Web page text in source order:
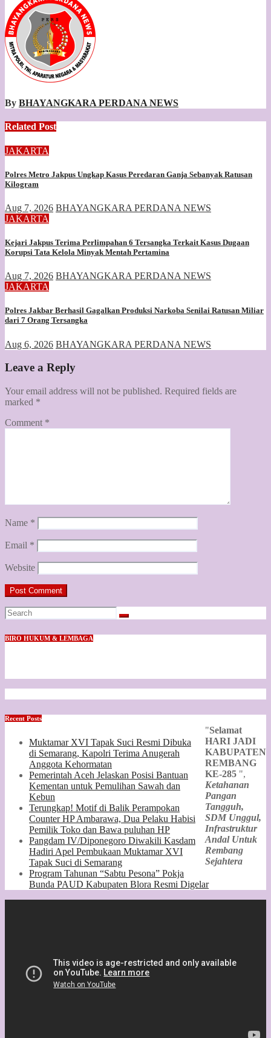
By BHAYANGKARA PERDANA NEWS
Related Post
JAKARTA
Polres Metro Jakpus Ungkap Kasus Peredaran Ganja Sebanyak Ratusan
Kilogram
Aug 7, 2026 BHAYANGKARA PERDANA NEWS
JAKARTA
Kejari Jakpus Terima Perlimpahan 6 Tersangka Terkait Kasus Dugaan
Korupsi Tata Kelola Minyak Mentah Pertamina
Aug 7, 2026 BHAYANGKARA PERDANA NEWS
JAKARTA
Polres Jakbar Berhasil Gagalkan Produksi Narkoba Senilai Ratusan Miliar
dari 7 Orang Tersangka
Aug 6, 2026 BHAYANGKARA PERDANA NEWS
Leave a Reply
Your email address will not be published. Required fields are
marked *
Comment *
Name *
Email *
Website
BIRO HUKUM & LEMBAGA
"Selamat
HARI JADI
KABUPATEN
REMBANG
KE-285 ",
Ketahanan
Pangan
Tangguh,
SDM Unggul,
Infrastruktur
Andal Untuk
Rembang
Sejahtera
Recent Posts
Muktamar XVI Tapak Suci Resmi Dibuka
di Semarang, Kapolri Terima Anugerah
Anggota Kehormatan
Pemerintah Aceh Jelaskan Posisi Bantuan
Kementan untuk Pemulihan Sawah dan
Kebun
Terungkap! Motif di Balik Perampokan
Counter HP Ambarawa, Dua Pelaku Habisi
Pemilik Toko dan Bawa puluhan HP
Pangdam IV/Diponegoro Diwakili Kasdam
Hadiri Apel Pembukaan Muktamar XVI
Tapak Suci di Semarang
Program Tahunan “Sabtu Pesona” Pokja
Bunda PAUD Kabupaten Blora Resmi Digelar